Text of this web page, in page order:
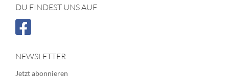
DU FINDEST UNS AUF
NEWSLETTER
Jetzt abonnieren